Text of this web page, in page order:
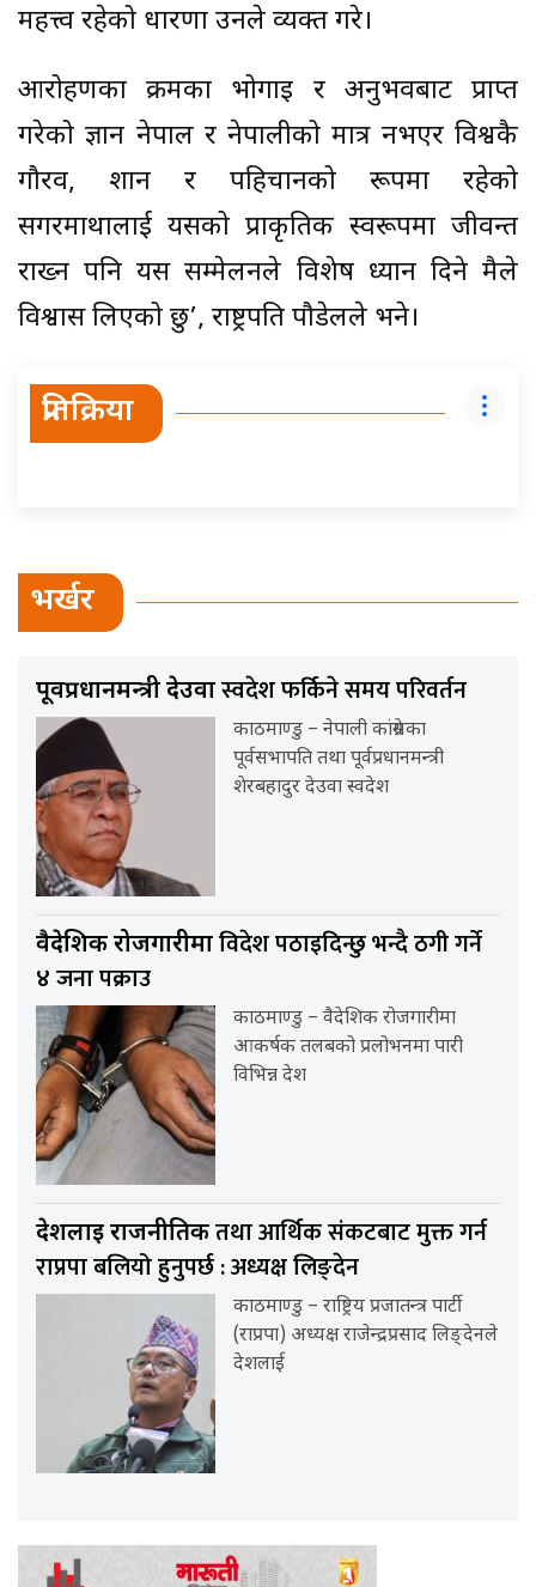
महत्त्व रहेको धारणा उनले व्यक्त गरे।
आरोहणका क्रमका भोगाइ र अनुभवबाट प्राप्त
गरेको ज्ञान नेपाल र नेपालीको मात्र नभएर विश्वकै
गौरव, शान र पहिचानको रूपमा रहेको
सगरमाथालाई यसको प्राकृतिक स्वरूपमा जीवन्त
राख्न पनि यस सम्मेलनले विशेष ध्यान दिने मैले
विश्वास लिएको छु’, राष्ट्रपति पौडेलले भने।
प्रतिक्रिया
भर्खर
पूर्वप्रधानमन्त्री देउवास्वदेश फर्किने समय परिवर्तन
काठमाण्डु – नेपाली कांग्रेसका
पूर्वसभापति तथा पूर्वप्रधानमन्त्री
शेरबहादुर देउवा स्वदेश
वैदेशिक रोजगारीमाविदेश पठाइदिन्छु भन्दै ठगी गर्ने
४ जना पक्राउ
काठमाण्डु – वैदेशिक रोजगारीमा
आकर्षक तलबको प्रलोभनमा पारी
विभिन्न देश
देशलाई राजनीतिकतथा आर्थिक संकटबाट मुक्त गर्न
राप्रपा बलियो हुनुपर्छ : अध्यक्ष लिङ्देन
काठमाण्डु – राष्ट्रिय प्रजातन्त्र पार्टी
(राप्रपा) अध्यक्ष राजेन्द्रप्रसाद लिङ्देनले
देशलाई